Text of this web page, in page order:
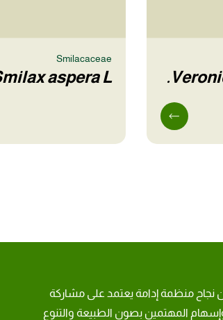
Smilacaceae
aspera L.
نجاح منظمة إدامة يعتمد على مشاركة
المهتمين بصون الطبيعة والتنوع